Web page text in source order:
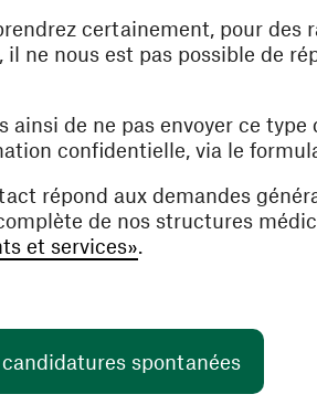
certainement, pour
il ne nous est pas possible de
ainsi de ne pas envoyer ce
confidentielle, via le
répond aux demandes
de nos structures
et services».
spontanées